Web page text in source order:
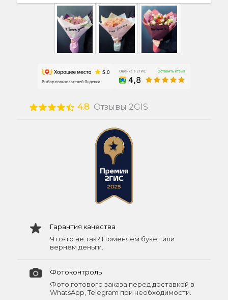
4.8 Отзывы 2GIS
Гарантия качества
Что-то не так? Поменяем букет или
вернём деньги.
Фотоконтроль
Фото готового заказа перед доставкой в
WhatsApp, Telegram при необходимости.